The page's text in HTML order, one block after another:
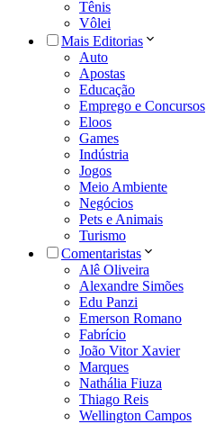
Tênis
Vôlei
Mais Editorias
Auto
Apostas
Educação
Emprego e Concursos
Eloos
Games
Indústria
Jogos
Meio Ambiente
Negócios
Pets e Animais
Turismo
Comentaristas
Alê Oliveira
Alexandre Simões
Edu Panzi
Emerson Romano
Fabrício
João Vitor Xavier
Marques
Nathália Fiuza
Thiago Reis
Wellington Campos